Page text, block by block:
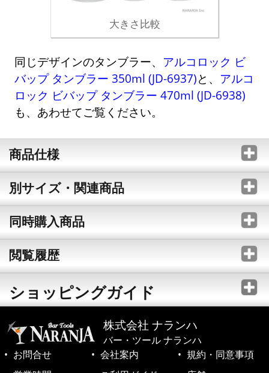
大きさ比較
同じデザインのタンブラー、 アルコロック ビ
バップ タンブラー 350ml (JD-6937)と、 アルコ
ロック ビバップ タンブラー 470ml (JD-6938)
も、あわせてご覧ください。
商品仕様
別サイズ・関連商品
同時購入商品
閲覧履歴
ショッピングガイド
株式会社 ナランハ
バー・ツール ナランハ
お問合せ
会社案内
規約・同意事項